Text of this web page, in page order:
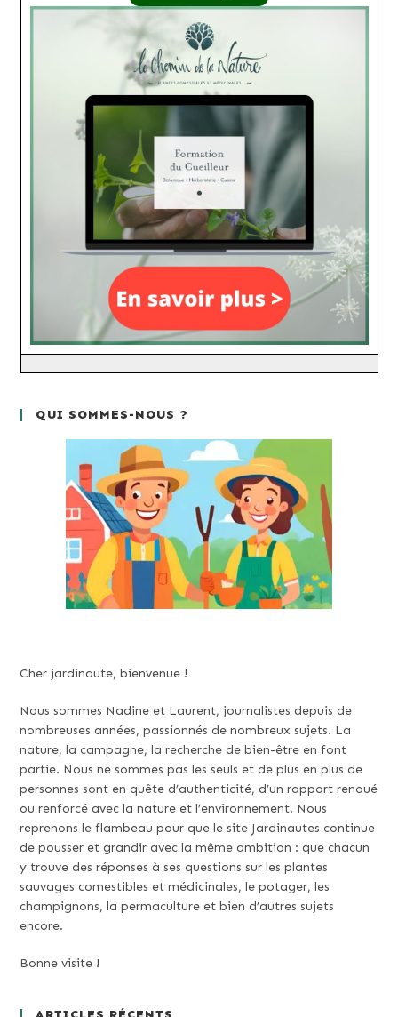
QUI SOMMES-NOUS ?
Cher jardinaute, bienvenue !
Nous sommes Nadine et Laurent, journalistes depuis de
nombreuses années, passionnés de nombreux sujets. La
nature, la campagne, la recherche de bien-être en font
partie. Nous ne sommes pas les seuls et de plus en plus de
personnes sont en quête d’authenticité, d’un rapport renoué
ou renforcé avec la nature et l’environnement. Nous
reprenons le flambeau pour que le site Jardinautes continue
de pousser et grandir avec la même ambition : que chacun
y trouve des réponses à ses questions sur les plantes
sauvages comestibles et médicinales, le potager, les
champignons, la permaculture et bien d’autres sujets
encore.
Bonne visite !